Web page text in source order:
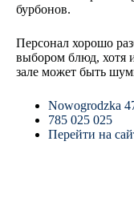
бурбонов.
Персонал хорошо
выбором блюд, хотя
зале может быть
Nowogrodzka
785 025 025
Перейти на